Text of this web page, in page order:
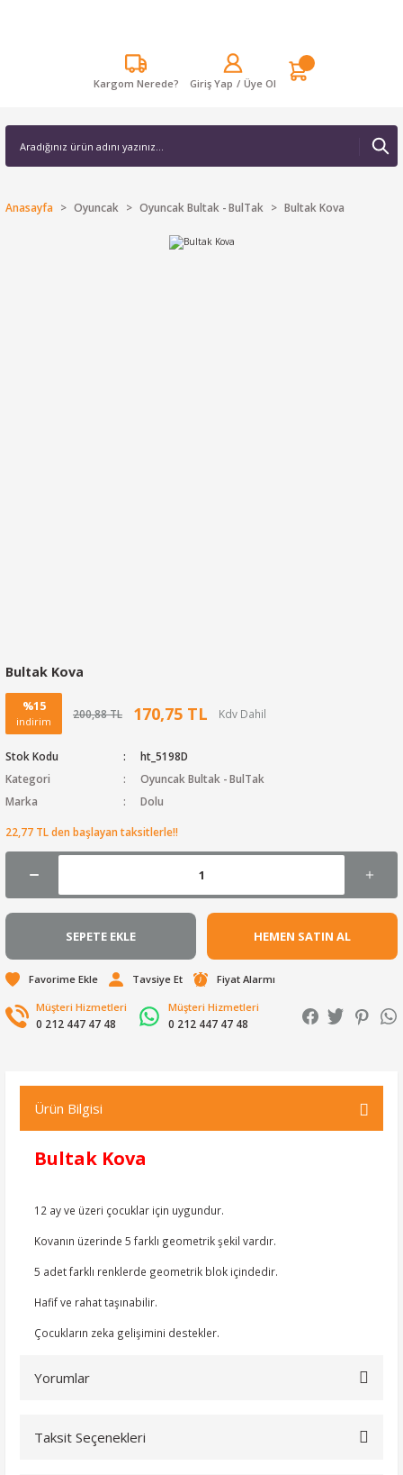
Kargom Nerede? Giriş Yap / Üye Ol
Anasayfa Oyuncak Oyuncak Bultak - BulTak Bultak Kova
Bultak Kova
%15
indirim
200,88 TL 170,75 TL
Stok Kodu
ht_5198D
Kategori
Oyuncak Bultak - BulTak
Marka
Dolu
22,77 TL den başlayan taksitlerle!!
SEPETE EKLE HEMEN SATIN AL
Tavsiye Et Fiyat Alarmı
Müşteri Hizmetleri
0 212 447 47 48
Müşteri Hizmetleri
0 212 447 47 48
Ürün Bilgisi
Bultak Kova
12 ay ve üzeri çocuklar için uygundur.
Kovanın üzerinde 5 farklı geometrik şekil vardır.
5 adet farklı renklerde geometrik blok içindedir.
Hafif ve rahat taşınabilir.
Çocukların zeka gelişimini destekler.
Yorumlar
Taksit Seçenekleri